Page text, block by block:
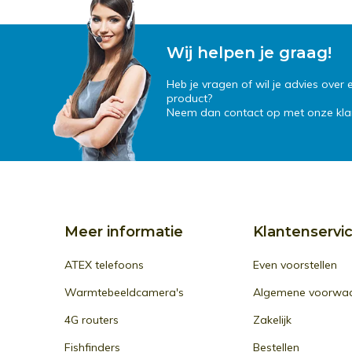
Wij helpen je graag!
Heb je vragen of wil je advies over
product?
Neem dan contact op met onze
Meer informatie
ATEX telefoons
Warmtebeeldcamera's
4G routers
Fishfinders
Even voorstellen
Algemene
Zakelijk
Bestellen